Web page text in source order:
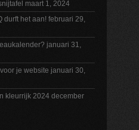
maart 1, 2024
durft het aan! februari 29,
januari 31,
je website januari 30,
kleurrijk 2024 december